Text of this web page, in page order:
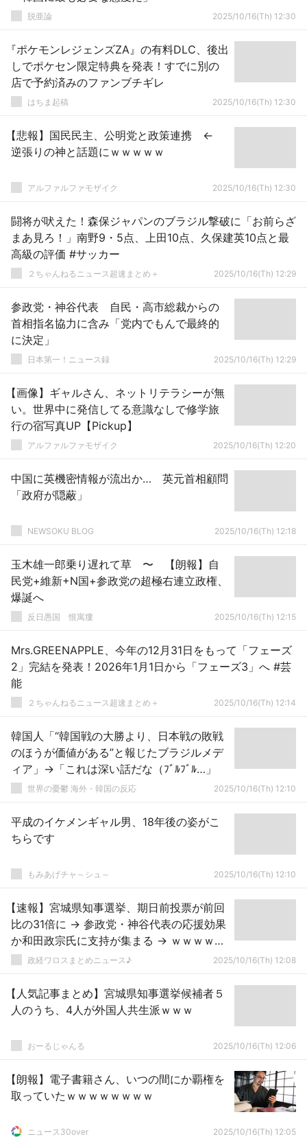
脱亜論 2025/10/16(Th) 12:30
『ポケモンレジェンズZA』の有料DLC、後出
しでポケセン限定特典を発表！すでに別の
店で予約済みのファンブチギレ
はちま起稿 2025/10/16(Th) 12:30
【悲報】国民民主、公明党と政策連携 ←
逆張りの神と話題にｗｗｗｗｗ
アルファルファモザイク 2025/10/16(Th) 12:30
闘将が吠えた！森保ジャパンのブラジル撃破に「お前らざ
まあ見ろ！」南野9・5点、上田10点、久保建英10点と最
高級の評価 #サッカー
２ちゃんねるニュース超速まとめ＋ 2025/10/16(Th) 12:29
参政党・神谷代表 自民・高市総裁からの
首相指名協力に含み「党内でもんで最終的
に決定」
日本第一！ニュース録 2025/10/16(Th) 12:29
【画像】ギャルさん、ネットリテラシーが無
い。世界中に発信してる意識なしで修学旅
行の宿写真UP【Pickup】
アルファルファモザイク 2025/10/16(Th) 12:20
中国に英機密情報が流出か… 英元首相顧問
「政府が隠蔽」
NEWSOKU BLOG 2025/10/16(Th) 12:18
玉木雄一郎乗り遅れて草 〜 【朗報】自
民党+維新+N国+参政党の超極右連立政権、
爆誕へ
反日愚国 恨寓瘻 2025/10/16(Th) 12:15
Mrs.GREENAPPLE、今年の12月31日をもって「フェーズ
2」完結を発表！2026年1月1日から「フェーズ3」へ #芸
能
２ちゃんねるニュース超速まとめ＋ 2025/10/16(Th) 12:14
韓国人「“韓国戦の大勝より、日本戦の敗戦
のほうが価値がある”と報じたブラジルメデ
ィア」→「これは深い話だな（ﾌﾞﾙﾌﾞﾙ…」
世界の憂鬱 海外・韓国の反応 2025/10/16(Th) 12:10
平成のイケメンギャル男、18年後の姿がこ
ちらです
もみあげチャ～シュ～ 2025/10/16(Th) 12:10
【速報】宮城県知事選挙、期日前投票が前回
比の31倍に → 参政党・神谷代表の応援効果
か和田政宗氏に支持が集まる → ｗｗｗｗｗ
ｗｗｗｗｗｗｗｗｗｗｗｗｗｗｗｗｗ
政経ワロスまとめニュース♪ 2025/10/16(Th) 12:08
【人気記事まとめ】宮城県知事選挙候補者５
人のうち、4人が外国人共生派ｗｗｗ
おーるじゃんる 2025/10/16(Th) 12:06
【朗報】電子書籍さん、いつの間にか覇権を
取っていたｗｗｗｗｗｗｗｗ
ニュース30over 2025/10/16(Th) 12:05